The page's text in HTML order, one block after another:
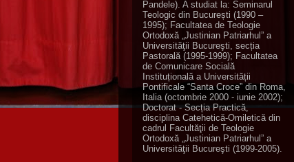
Pandele). A studiat la: Seminarul
Teologic din București (1990 –
1995); Facultatea de Teologie
Ortodoxă „Justinian Patriarhul” a
Universităţii Bucureşti, secția
Pastorală (1995-1999); Facultatea
de Comunicare Socială
Instituțională a Universității
Pontificale “Santa Croce” din Roma,
Italia (octombrie 2000 - iunie 2002);
Doctorat - Secția Practică,
disciplina Catehetică-Omiletică din
cadrul Facultăţii de Teologie
Ortodoxă „Justinian Patriarhul” a
Universităţii Bucureşti (1999-2005).